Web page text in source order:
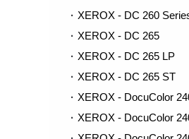
XEROX - DC 260
XEROX - DC 265
XEROX - DC 265 LP
XEROX - DC 265 ST
XEROX - DocuColor
XEROX - DocuColor